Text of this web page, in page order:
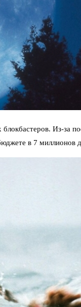
Из-за
в 7 миллионов